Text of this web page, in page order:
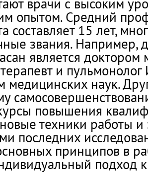
врачи с высоким
опытом. Средний
составляет 15 лет,
звания. Например,
является доктором
терапевт и
медицинских наук.
повышения
техники работы и
последних
принципов в
подход